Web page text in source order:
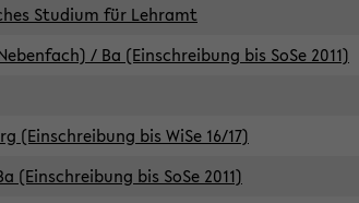
Studium für Lehramt
/ Ba (Einschreibung bis SoSe 2011)
(Einschreibung bis WiSe 16/17)
(Einschreibung bis SoSe 2011)